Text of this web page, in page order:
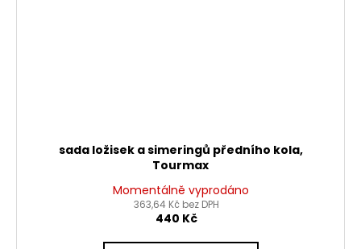
sada ložisek a simeringů předního kola,
Tourmax
Momentálně vyprodáno
363,64 Kč bez DPH
440 Kč